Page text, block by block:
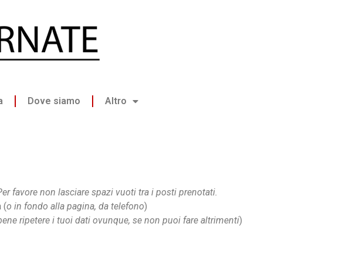
Dove siamo Altro
favore non lasciare spazi vuoti tra i posti prenotati.
(o in fondo alla pagina, da telefono)
ripetere i tuoi dati ovunque, se non puoi fare altrimenti)